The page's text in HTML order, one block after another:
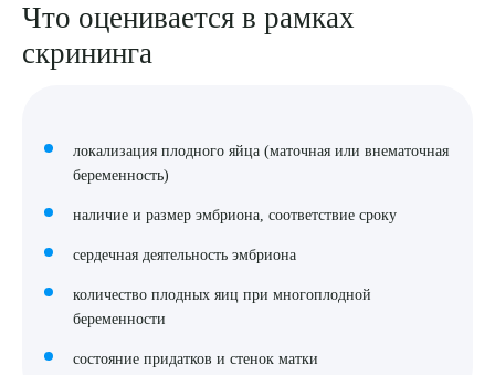
Что оценивается в рамках
скрининга
локализация плодного яйца (маточная или внематочная
беременность)
наличие и размер эмбриона, соответствие сроку
сердечная деятельность эмбриона
количество плодных яиц при многоплодной
беременности
состояние придатков и стенок матки